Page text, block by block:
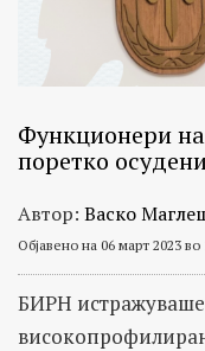
Функционери
поретко
Автор: Васко
Објавено на 06 март 2023 во
БИРН